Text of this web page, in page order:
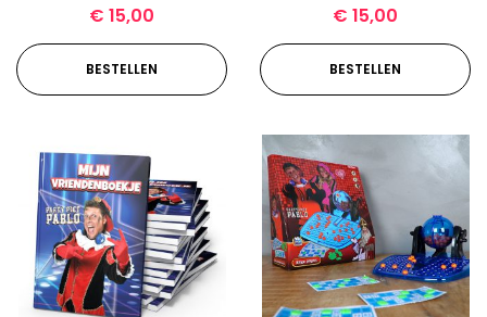
€ 15,00
BESTELLEN
€ 15,00
BESTELLEN